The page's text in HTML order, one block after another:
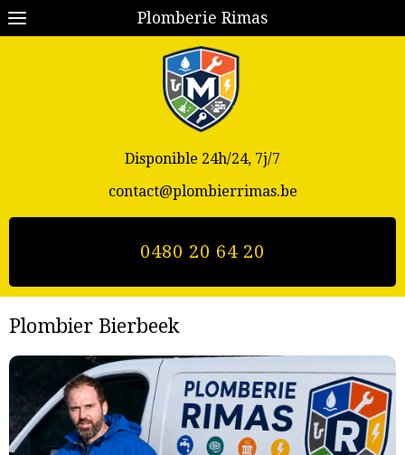
Plomberie Rimas
Disponible 24h/24, 7j/7
contact@plombierrimas.be
0480 20 64 20
Plombier Bierbeek